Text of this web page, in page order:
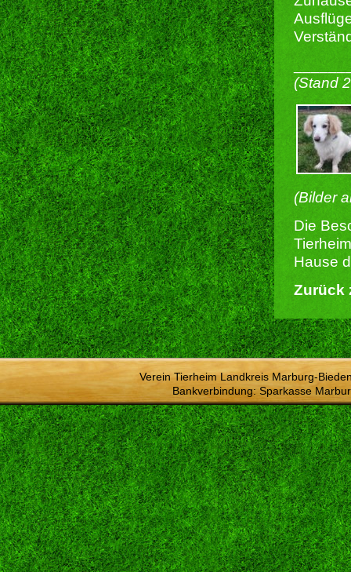
(Stand
(Bilder
Die
Hause
Zurück
Verein Tierheim Landkreis Marburg-
Bankverbindung: Sparkasse